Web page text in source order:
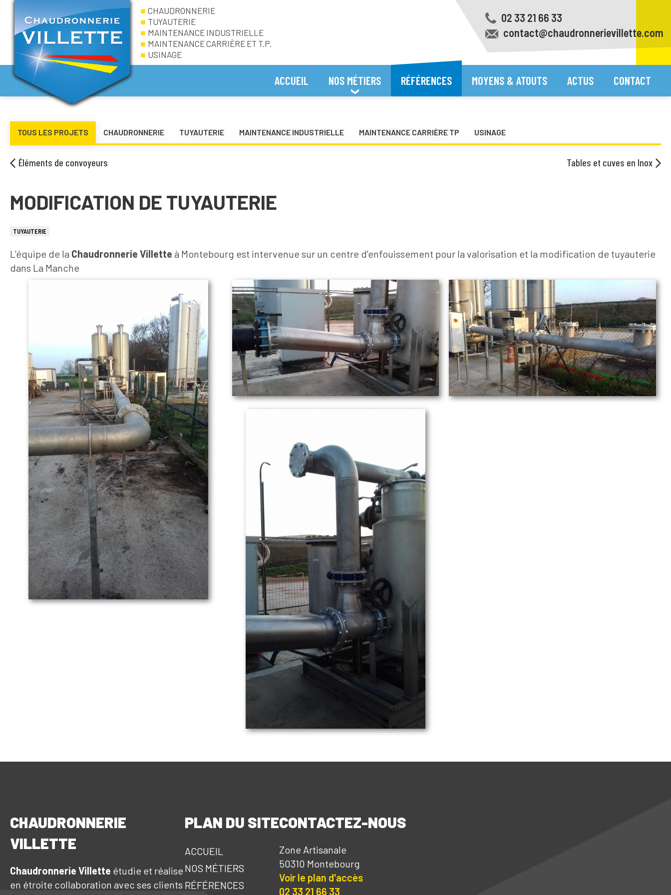
CHAUDRONNERIE
TUYAUTERIE
MAINTENANCE INDUSTRIELLE
MAINTENANCE CARRIÈRE ET T.P.
USINAGE
02 33 21 66 33
contact@chaudronnerievillette.com
ACCUEIL NOS MÉTIERS RÉFÉRENCES MOYENS & ATOUTS ACTUS CONTACT
TOUS LES PROJETS CHAUDRONNERIE TUYAUTERIE MAINTENANCE INDUSTRIELLE MAINTENANCE CARRIÈRE TP USINAGE
Éléments de convoyeurs Tables et cuves en Inox
MODIFICATION DE TUYAUTERIE
TUYAUTERIE
L'équipe de la Chaudronnerie Villette à Montebourg est intervenue sur un centre d'enfouissement pour la valorisation et la modification de tuyauterie
dans La Manche
CHAUDRONNERIE
VILLETTE
Chaudronnerie Villette étudie et réalise
en étroite collaboration avec ses clients
PLAN DU SITE
ACCUEIL
NOS MÉTIERS
RÉFÉRENCES
CONTACTEZ-NOUS
Zone Artisanale
50310 Montebourg
Voir le plan d'accès
02 33 21 66 33